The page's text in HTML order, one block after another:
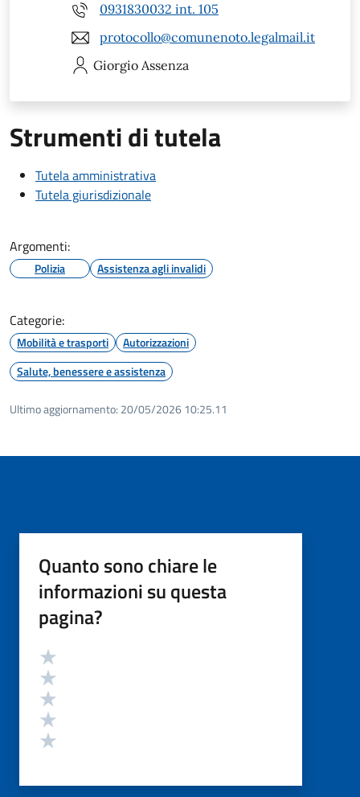
0931830032 int. 105
protocollo@comunenoto.legalmail.it
Giorgio Assenza
Strumenti di tutela
Tutela amministrativa
Tutela giurisdizionale
Argomenti:
Polizia Assistenza agli invalidi
Categorie:
Mobilità e trasporti
Autorizzazioni
Salute, benessere e assistenza
Ultimo aggiornamento: 20/05/2026 10:25.11
Quanto sono chiare le
informazioni su questa
pagina?
Valutazione